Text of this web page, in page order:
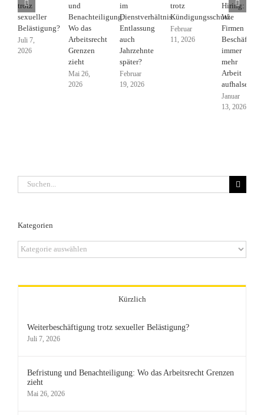
trotz
sexueller
Belästigung?
Juli 7,
2026
und
Benachteiligung:
Wo das
Arbeitsrecht
Grenzen
zieht
Mai 26,
2026
im
Dienstverhältnis:
Entlassung
auch
Jahrzehnte
später?
Februar
19, 2026
trotz
Kündigungsschutz
Februar
11, 2026
Hiring:
Wie
Firmen
immer
mehr
Arbeit
aufhalsen
Januar
13, 2026
Suche
nach:
Kategorien
Kategorien
Kürzlich
Weiterbeschäftigung trotz sexueller Belästigung?
Juli 7, 2026
Befristung und Benachteiligung: Wo das Arbeitsrecht Grenzen
zieht
Mai 26, 2026